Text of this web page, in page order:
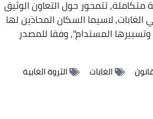
تتمحور حول التعاون الوثيق
لاسيما السكان المحاذين لها
المستدام", وفقا للمصدر
الغابات الثروة الغابية